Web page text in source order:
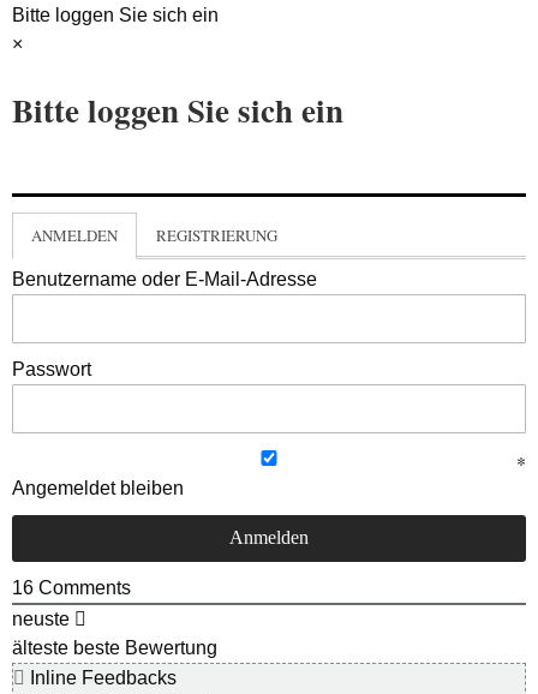
Bitte loggen Sie sich ein
×
Bitte loggen Sie sich ein
ANMELDEN REGISTRIERUNG
Benutzername oder E-Mail-Adresse
Passwort
Angemeldet bleiben
16 Comments
neuste
älteste beste Bewertung
Inline Feedbacks